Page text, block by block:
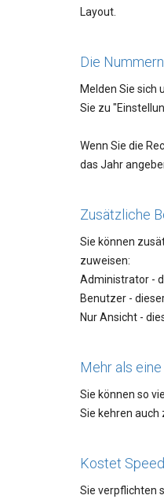
Layout.
Die
Melden Sie sich
Sie zu
Wenn Sie die
das Jahr
Zusätzliche
Sie können
zuweisen:
Administrator -
Benutzer -
Nur Ansicht -
Mehr als
Sie können so
Sie kehren auch
Kostet
Sie verpflichten